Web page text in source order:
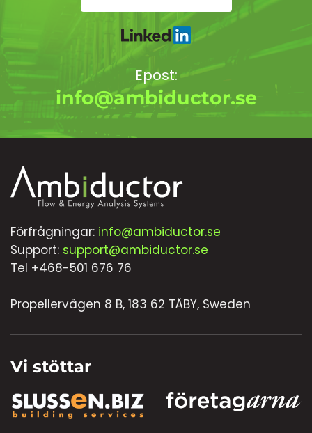
Epost:
info@ambiductor.se
Förfrågningar: info@ambiductor.se
Support: support@ambiductor.se
Tel +468-501 676 76
Propellervägen 8 B, 183 62 TÄBY, Sweden
Vi stöttar